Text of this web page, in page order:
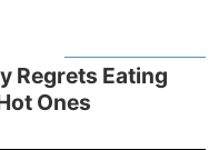
Regrets Eating
Ones